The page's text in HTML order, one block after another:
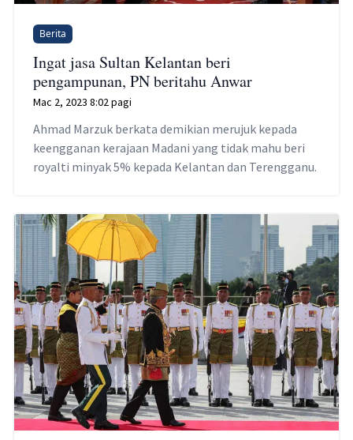
Berita
Ingat jasa Sultan Kelantan beri
pengampunan, PN beritahu Anwar
Mac 2, 2023 8:02 pagi
Ahmad Marzuk berkata demikian merujuk kepada
keengganan kerajaan Madani yang tidak mahu beri
royalti minyak 5% kepada Kelantan dan Terengganu.